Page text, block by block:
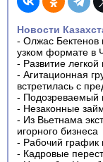
Новости
- Олжас Бектенов
узком формате в
- Развитие
- Агитационная
встретилась с
- Подозреваемый
- Незаконные
- Из Вьетнама
игорного бизнеса
- Рабочий график
- Кадровые